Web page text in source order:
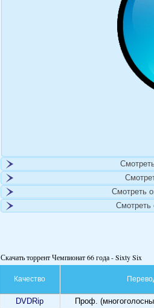
Смотреть
Смотреть
Скачать торрент Чемпионат 66 года - Sixty Six
Качество
DVDRip Проф.